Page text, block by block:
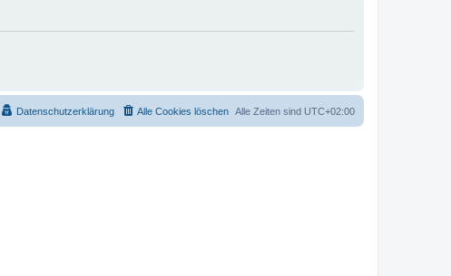
Alle Zeiten sind UTC+02:00
Alle Cookies löschen
Datenschutzerklärung